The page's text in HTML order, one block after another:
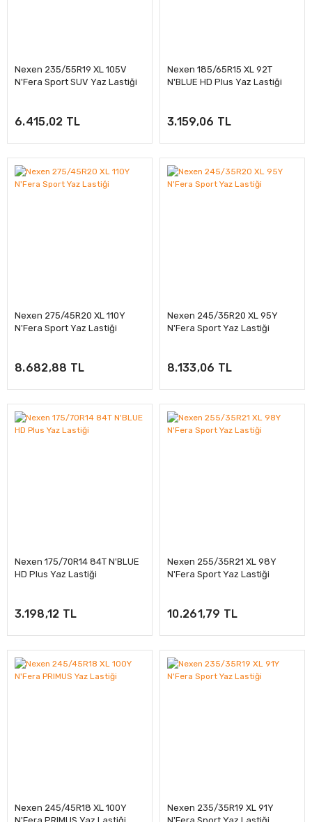
Nexen 235/55R19 XL 105V
N'Fera Sport SUV Yaz Lastiği
6.415,02 TL
Nexen 185/65R15 XL 92T
N'BLUE HD Plus Yaz Lastiği
3.159,06 TL
Nexen 275/45R20 XL 110Y
N'Fera Sport Yaz Lastiği
8.682,88 TL
Nexen 245/35R20 XL 95Y
N'Fera Sport Yaz Lastiği
8.133,06 TL
Nexen 175/70R14 84T N'BLUE
HD Plus Yaz Lastiği
3.198,12 TL
Nexen 255/35R21 XL 98Y
N'Fera Sport Yaz Lastiği
10.261,79 TL
Nexen 245/45R18 XL 100Y
Nexen 235/35R19 XL 91Y